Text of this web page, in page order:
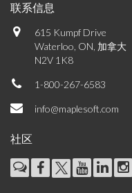
联系信息
615 Kumpf Drive
Waterloo, ON, 加拿大
N2V 1K8
1-800-267-6583
info@maplesoft.com
社区